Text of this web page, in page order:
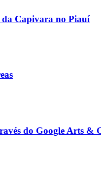
da Capivara no Piauí
do Google Arts &